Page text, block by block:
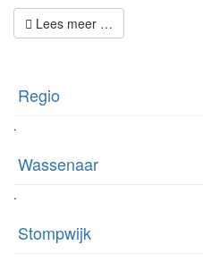
Lees meer …
Regio
.
Wassenaar
.
Stompwijk